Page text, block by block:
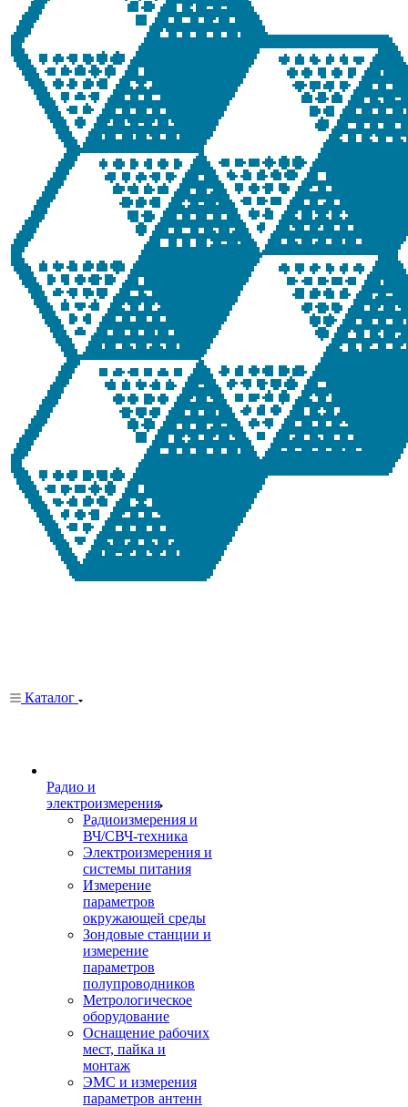
Каталог
Радио и
электроизмерения
Радиоизмерения и
ВЧ/СВЧ-техника
Электроизмерения и
системы питания
Измерение
параметров
окружающей среды
Зондовые станции и
измерение
параметров
полупроводников
Метрологическое
оборудование
Оснащение рабочих
мест, пайка и
монтаж
ЭМС и измерения
параметров антенн